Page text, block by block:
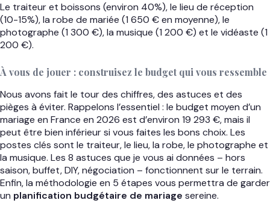
Le traiteur et boissons (environ 40%), le lieu de réception
(10-15%), la robe de mariée (1 650 € en moyenne), le
photographe (1 300 €), la musique (1 200 €) et le vidéaste (1
200 €).
À vous de jouer : construisez le budget qui vous ressemble
Nous avons fait le tour des chiffres, des astuces et des
pièges à éviter. Rappelons l’essentiel : le budget moyen d’un
mariage en France en 2026 est d’environ 19 293 €, mais il
peut être bien inférieur si vous faites les bons choix. Les
postes clés sont le traiteur, le lieu, la robe, le photographe et
la musique. Les 8 astuces que je vous ai données – hors
saison, buffet, DIY, négociation – fonctionnent sur le terrain.
Enfin, la méthodologie en 5 étapes vous permettra de garder
un planification budgétaire de mariage sereine.